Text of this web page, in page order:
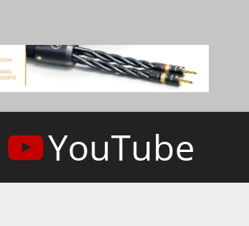
YouTube